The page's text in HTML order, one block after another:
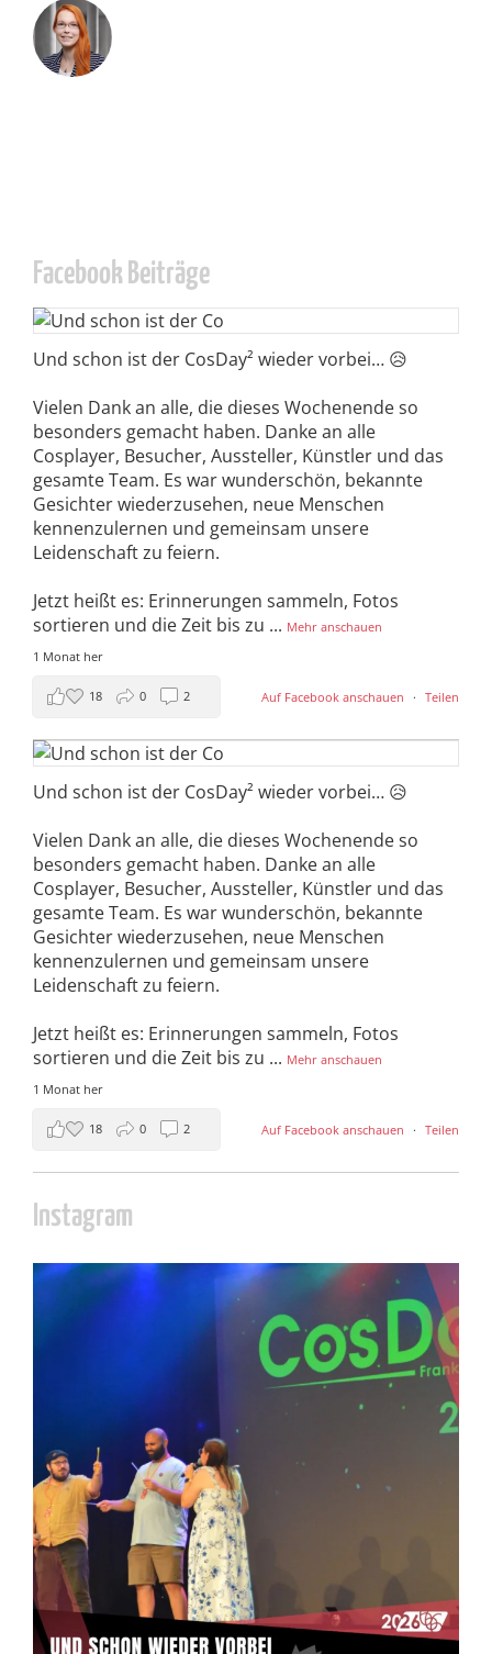
Facebook Beiträge
Und schon ist der CosDay² wieder vorbei… 😥
Vielen Dank an alle, die dieses Wochenende so
besonders gemacht haben. Danke an alle
Cosplayer, Besucher, Aussteller, Künstler und das
gesamte Team. Es war wunderschön, bekannte
Gesichter wiederzusehen, neue Menschen
kennenzulernen und gemeinsam unsere
Leidenschaft zu feiern.
Jetzt heißt es: Erinnerungen sammeln, Fotos
sortieren und die Zeit bis zu ... Mehr anschauen
1 Monat her
Auf Facebook anschauen · Teilen
18 0 2
Und schon ist der CosDay² wieder vorbei… 😥
Vielen Dank an alle, die dieses Wochenende so
besonders gemacht haben. Danke an alle
Cosplayer, Besucher, Aussteller, Künstler und das
gesamte Team. Es war wunderschön, bekannte
Gesichter wiederzusehen, neue Menschen
kennenzulernen und gemeinsam unsere
Leidenschaft zu feiern.
Jetzt heißt es: Erinnerungen sammeln, Fotos
sortieren und die Zeit bis zu ... Mehr anschauen
1 Monat her
Auf Facebook anschauen · Teilen
18 0 2
Instagram
cosday
Juli 5
133 25